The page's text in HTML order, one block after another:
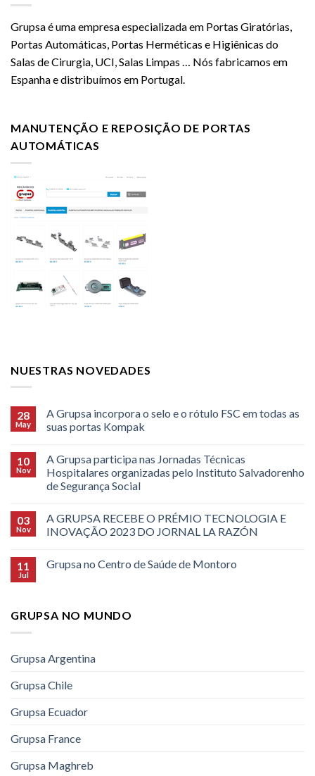
Grupsa é uma empresa especializada em Portas Giratórias,
Portas Automáticas, Portas Herméticas e Higiênicas do
Salas de Cirurgia, UCI, Salas Limpas … Nós fabricamos em
Espanha e distribuímos em Portugal.
MANUTENÇÃO E REPOSIÇÃO DE PORTAS
AUTOMÁTICAS
NUESTRAS NOVEDADES
28
May
A Grupsa incorpora o selo e o rótulo FSC em todas as
suas portas Kompak
10
Nov
A Grupsa participa nas Jornadas Técnicas
Hospitalares organizadas pelo Instituto Salvadorenho
de Segurança Social
03
Nov
A GRUPSA RECEBE O PRÉMIO TECNOLOGIA E
INOVAÇÃO 2023 DO JORNAL LA RAZÓN
11
Jul
Grupsa no Centro de Saúde de Montoro
GRUPSA NO MUNDO
Grupsa Argentina
Grupsa Chile
Grupsa Ecuador
Grupsa France
Grupsa Maghreb